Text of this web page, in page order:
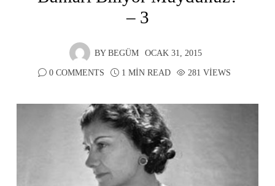
– 3
BY BEGÜM OCAK 31, 2015
0 COMMENTS 1 MIN READ 281 VIEWS